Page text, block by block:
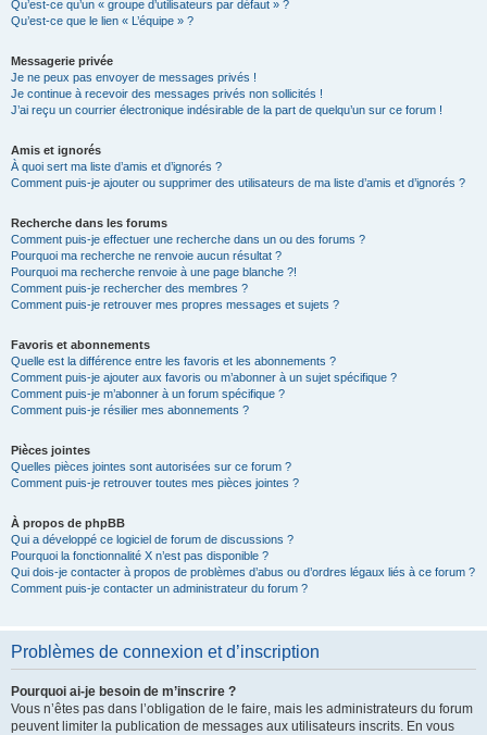
Qu’est-ce qu’un « groupe d’utilisateurs par défaut » ?
Qu’est-ce que le lien « L’équipe » ?
Messagerie privée
Je ne peux pas envoyer de messages privés !
Je continue à recevoir des messages privés non sollicités !
J’ai reçu un courrier électronique indésirable de la part de quelqu’un sur ce forum !
Amis et ignorés
À quoi sert ma liste d’amis et d’ignorés ?
Comment puis-je ajouter ou supprimer des utilisateurs de ma liste d’amis et d’ignorés ?
Recherche dans les forums
Comment puis-je effectuer une recherche dans un ou des forums ?
Pourquoi ma recherche ne renvoie aucun résultat ?
Pourquoi ma recherche renvoie à une page blanche ?!
Comment puis-je rechercher des membres ?
Comment puis-je retrouver mes propres messages et sujets ?
Favoris et abonnements
Quelle est la différence entre les favoris et les abonnements ?
Comment puis-je ajouter aux favoris ou m’abonner à un sujet spécifique ?
Comment puis-je m’abonner à un forum spécifique ?
Comment puis-je résilier mes abonnements ?
Pièces jointes
Quelles pièces jointes sont autorisées sur ce forum ?
Comment puis-je retrouver toutes mes pièces jointes ?
À propos de phpBB
Qui a développé ce logiciel de forum de discussions ?
Pourquoi la fonctionnalité X n’est pas disponible ?
Qui dois-je contacter à propos de problèmes d’abus ou d’ordres légaux liés à ce forum ?
Comment puis-je contacter un administrateur du forum ?
Problèmes de connexion et d’inscription
Pourquoi ai-je besoin de m’inscrire ?
Vous n’êtes pas dans l’obligation de le faire, mais les administrateurs du forum
peuvent limiter la publication de messages aux utilisateurs inscrits. En vous